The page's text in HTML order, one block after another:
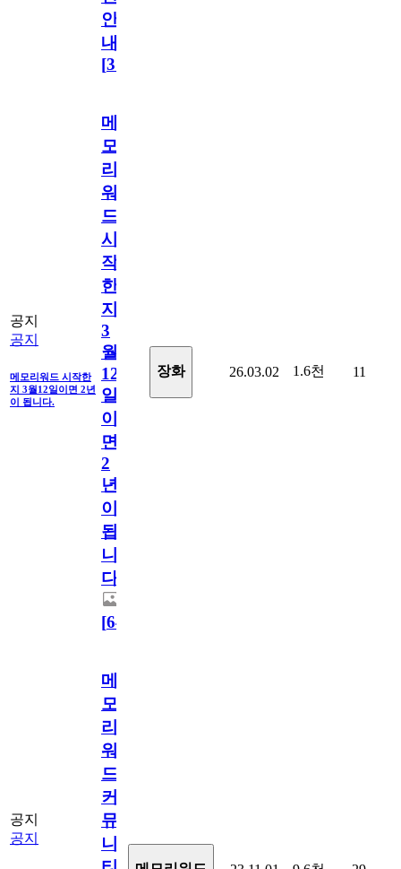
안
내
[31
공지
공지
메모리워드 시작한
지 3월12일이면 2년
이 됩니다.
메
모
리
워
드
시
작
한
지
3
월
12
일
이
면
2
년
이
됩
니
다.
[64
장화 26.03.02 1.6천 11
공지
공지
메
모
리
워
드
커
뮤
니